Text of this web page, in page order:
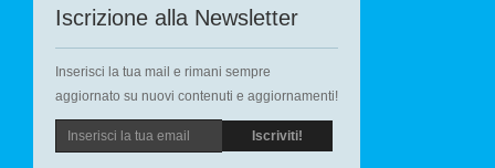
Iscrizione alla Newsletter
Inserisci la tua mail e rimani sempre
aggiornato su nuovi contenuti e aggiornamenti!